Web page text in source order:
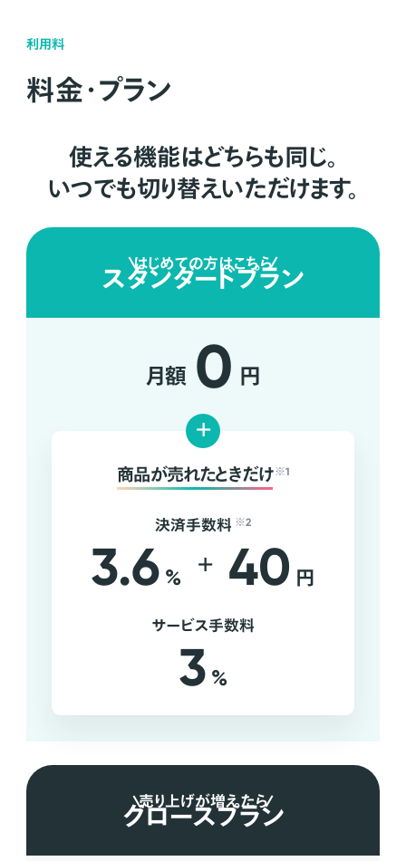
利用料
料金・プラン
使える機能はどちらも同じ。
いつでも切り替えいただけます。
はじめての方はこちら
スタンダードプラン
月額 0 円
+
商品が売れたときだけ ※1
決済手数料 ※2
3.6 % + 40 円
サービス手数料
3 %
売り上げが増えたら
グロースプラン